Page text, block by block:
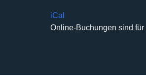
iCal
Online-Buchungen sind